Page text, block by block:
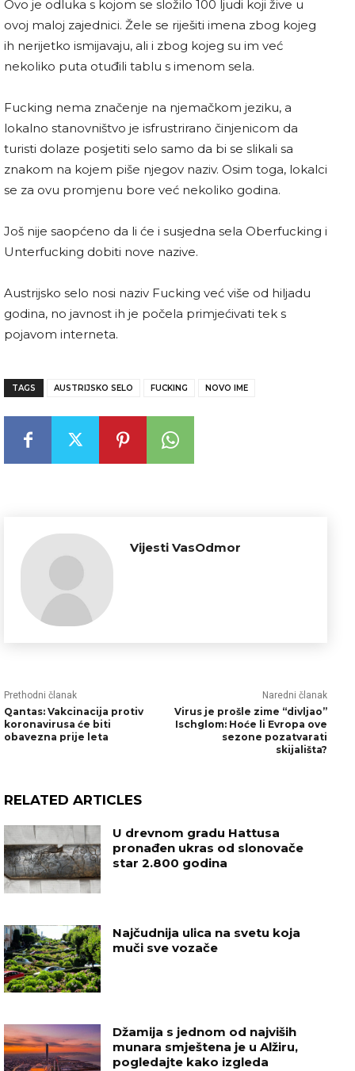
Ovo je odluka s kojom se složilo 100 ljudi koji žive u
ovoj maloj zajednici. Žele se riješiti imena zbog kojeg
ih nerijetko ismijavaju, ali i zbog kojeg su im već
nekoliko puta otuđili tablu s imenom sela.
Fucking nema značenje na njemačkom jeziku, a
lokalno stanovništvo je isfrustrirano činjenicom da
turisti dolaze posjetiti selo samo da bi se slikali sa
znakom na kojem piše njegov naziv. Osim toga, lokalci
se za ovu promjenu bore već nekoliko godina.
Još nije saopćeno da li će i susjedna sela Oberfucking i
Unterfucking dobiti nove nazive.
Austrijsko selo nosi naziv Fucking već više od hiljadu
godina, no javnost ih je počela primjećivati tek s
pojavom interneta.
TAGS AUSTRIJSKO SELO FUCKING NOVO IME
Vijesti VasOdmor
Prethodni članak
Qantas: Vakcinacija protiv
koronavirusa će biti
obavezna prije leta
Naredni članak
Virus je prošle zime “divljao”
Ischglom: Hoće li Evropa ove
sezone pozatvarati
skijališta?
RELATED ARTICLES
U drevnom gradu Hattusa
pronađen ukras od slonovače
star 2.800 godina
Najčudnija ulica na svetu koja
muči sve vozače
Džamija s jednom od najviših
munara smještena je u Alžiru,
pogledajte kako izgleda